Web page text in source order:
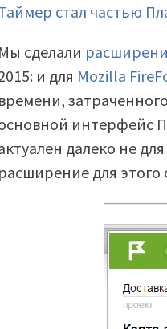
стал частью
Мы сделали
и для Mozilla
времени,
интерфейс
далеко не
расширение для этого